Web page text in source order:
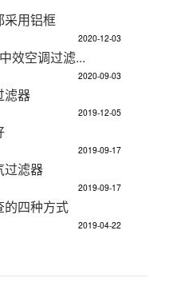
采用铝框
2020-12-03
效空调过滤...
2020-09-03
滤器
2019-12-05
2019-09-17
过滤器
2019-09-17
的四种方式
2019-04-22